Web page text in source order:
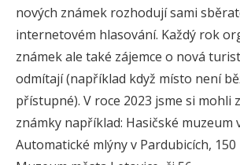
nových známek rozhodují sami
internetovém hlasování. Každý rok
známek ale také zájemce o nová
odmítají (například když místo není
přístupné). V roce 2023 jsme si mohli
známky například: Hasičské muzeum
Automatické mlýny v Pardubicích,